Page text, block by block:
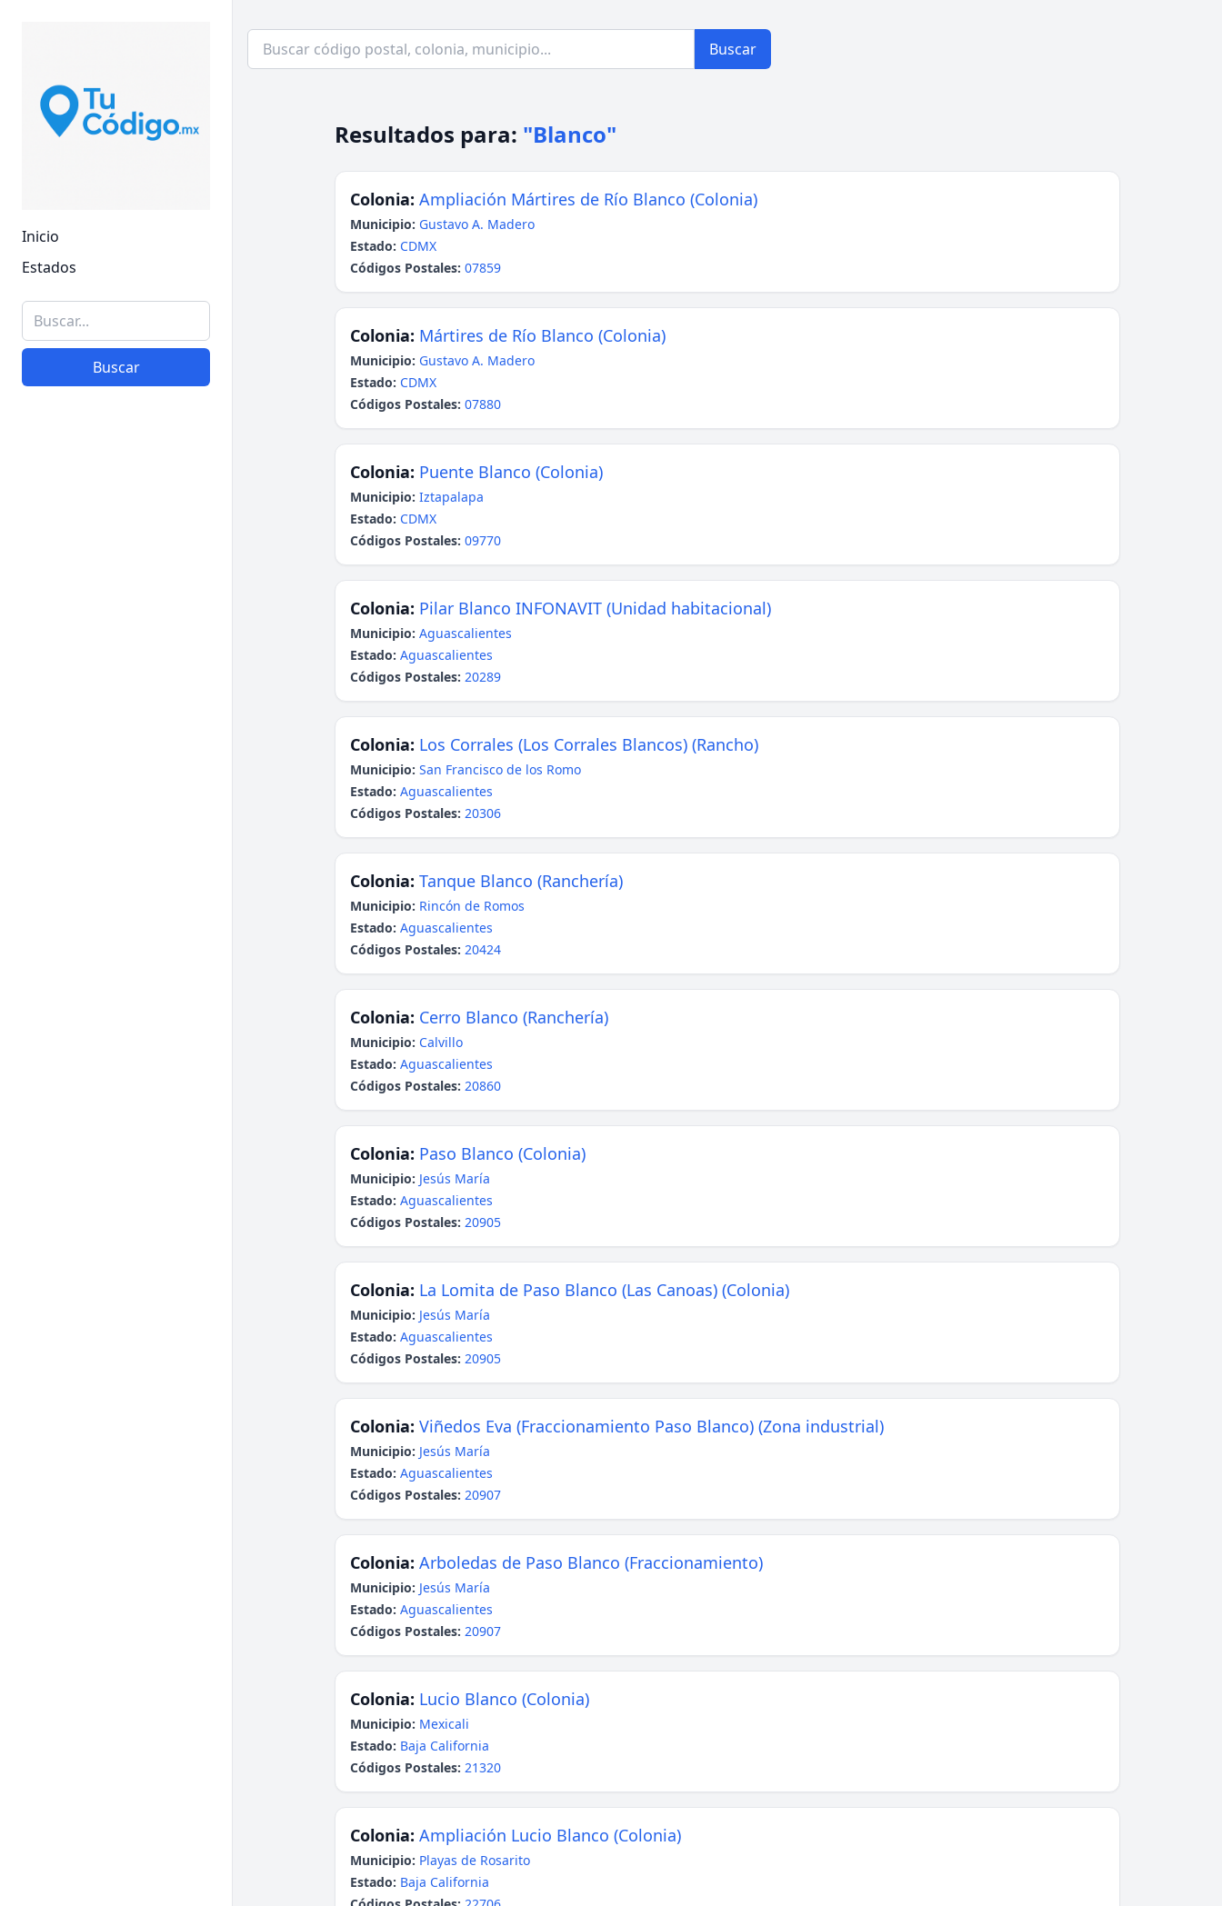
Inicio
Estados
Buscar
Buscar
Resultados para: "Blanco"
Colonia: Ampliación Mártires de Río Blanco (Colonia)
Municipio: Gustavo A. Madero
Estado: CDMX
Códigos Postales: 07859
Colonia: Mártires de Río Blanco (Colonia)
Municipio: Gustavo A. Madero
Estado: CDMX
Códigos Postales: 07880
Colonia: Puente Blanco (Colonia)
Municipio: Iztapalapa
Estado: CDMX
Códigos Postales: 09770
Colonia: Pilar Blanco INFONAVIT (Unidad habitacional)
Municipio: Aguascalientes
Estado: Aguascalientes
Códigos Postales: 20289
Colonia: Los Corrales (Los Corrales Blancos) (Rancho)
Municipio: San Francisco de los Romo
Estado: Aguascalientes
Códigos Postales: 20306
Colonia: Tanque Blanco (Ranchería)
Municipio: Rincón de Romos
Estado: Aguascalientes
Códigos Postales: 20424
Colonia: Cerro Blanco (Ranchería)
Municipio: Calvillo
Estado: Aguascalientes
Códigos Postales: 20860
Colonia: Paso Blanco (Colonia)
Municipio: Jesús María
Estado: Aguascalientes
Códigos Postales: 20905
Colonia: La Lomita de Paso Blanco (Las Canoas) (Colonia)
Municipio: Jesús María
Estado: Aguascalientes
Códigos Postales: 20905
Colonia: Viñedos Eva (Fraccionamiento Paso Blanco) (Zona industrial)
Municipio: Jesús María
Estado: Aguascalientes
Códigos Postales: 20907
Colonia: Arboledas de Paso Blanco (Fraccionamiento)
Municipio: Jesús María
Estado: Aguascalientes
Códigos Postales: 20907
Colonia: Lucio Blanco (Colonia)
Municipio: Mexicali
Estado: Baja California
Códigos Postales: 21320
Colonia: Ampliación Lucio Blanco (Colonia)
Municipio: Playas de Rosarito
Estado: Baja California